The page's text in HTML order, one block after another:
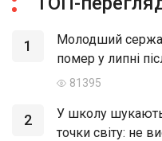
1
Молодший
помер у липні
81395
2
У школу
точки світу: не